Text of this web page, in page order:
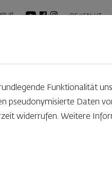
DE EN IT
Funktionalität
pseudonymisierte Daten
widerrufen. Weitere